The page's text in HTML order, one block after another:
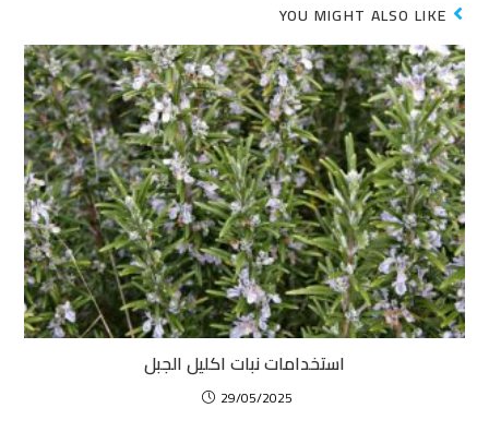
YOU MIGHT ALSO LIKE
استخدامات نبات اكليل الجبل
29/05/2025